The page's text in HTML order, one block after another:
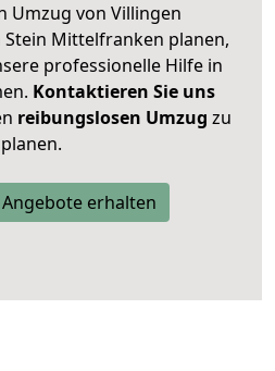
Umzug von Villingen
Mittelfranken planen,
professionelle Hilfe in
Kontaktieren Sie uns
reibungslosen Umzug zu
planen.
erhalten